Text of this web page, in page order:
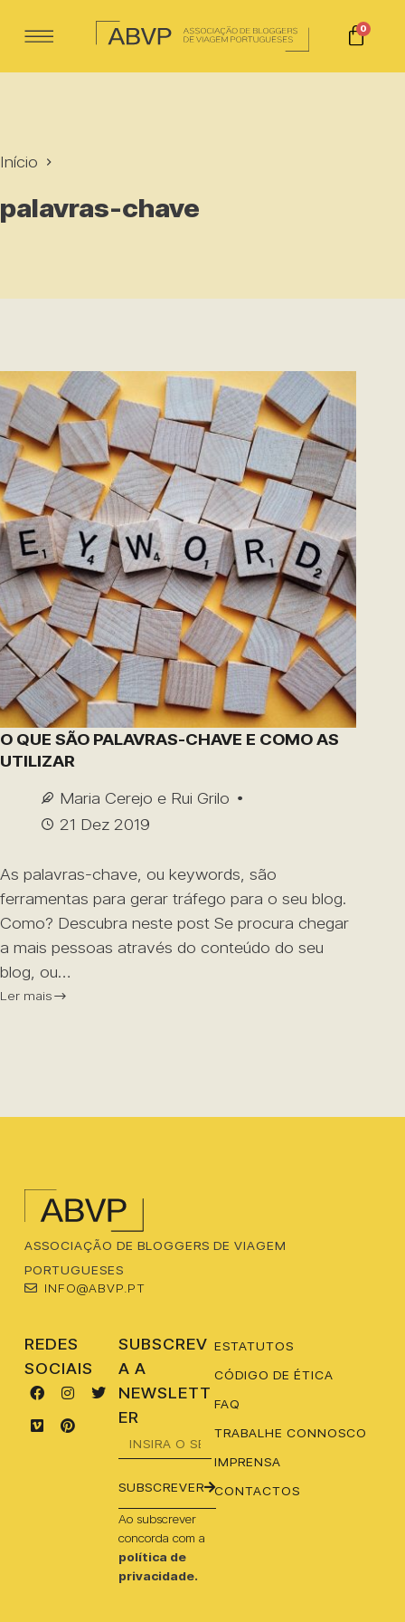
0
Início
palavras-chave
O QUE SÃO PALAVRAS-CHAVE E COMO AS
UTILIZAR
Maria Cerejo e Rui Grilo
21 Dez 2019
As palavras-chave, ou keywords, são
ferramentas para gerar tráfego para o seu blog.
Como? Descubra neste post Se procura chegar
a mais pessoas através do conteúdo do seu
blog, ou…
Ler mais
ASSOCIAÇÃO DE BLOGGERS DE VIAGEM
PORTUGUESES
INFO@ABVP.PT
REDES
SOCIAIS
SUBSCREV
A A
NEWSLETT
ER
SUBSCREVER
Ao subscrever
concorda com a
política de
privacidade.
ESTATUTOS
CÓDIGO DE ÉTICA
FAQ
TRABALHE CONNOSCO
IMPRENSA
CONTACTOS